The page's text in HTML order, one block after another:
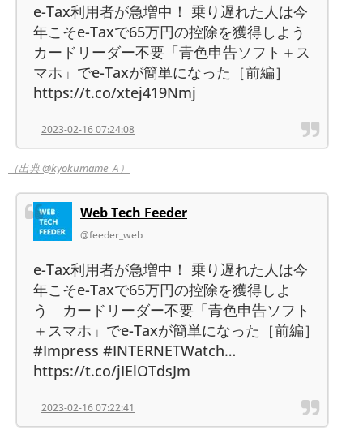
e-Tax利用者が急増中！ 乗り遅れた人は今
年こそe-Taxで65万円の控除を獲得しよう
カードリーダー不要「青色申告ソフト＋ス
マホ」でe-Taxが簡単になった［前編］
https://t.co/xtej419Nmj
2023-02-16 07:24:08
（出典 @kyokumame_A）
Web Tech Feeder
@feeder_web
e-Tax利用者が急増中！ 乗り遅れた人は今
年こそe-Taxで65万円の控除を獲得しよ
う カードリーダー不要「青色申告ソフト
＋スマホ」でe-Taxが簡単になった［前編］
#Impress #INTERNETWatch…
https://t.co/jIElOTdsJm
2023-02-16 07:22:41